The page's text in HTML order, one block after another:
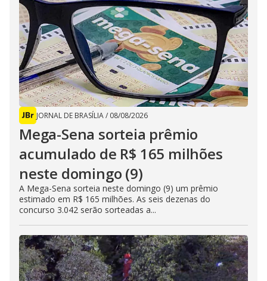
JORNAL DE BRASÍLIA/ 08/08/2026
Mega-Sena sorteia prêmio
acumulado de R$ 165 milhões
neste domingo (9)
A Mega-Sena sorteia neste domingo (9) um prêmio
estimado em R$ 165 milhões. As seis dezenas do
concurso 3.042 serão sorteadas a...